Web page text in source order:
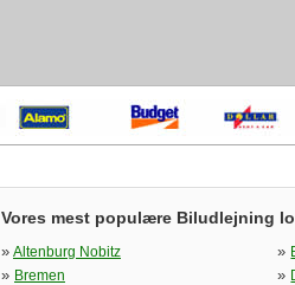
Vores mest populære Biludlejning
» Altenburg Nobitz »
» Bremen »